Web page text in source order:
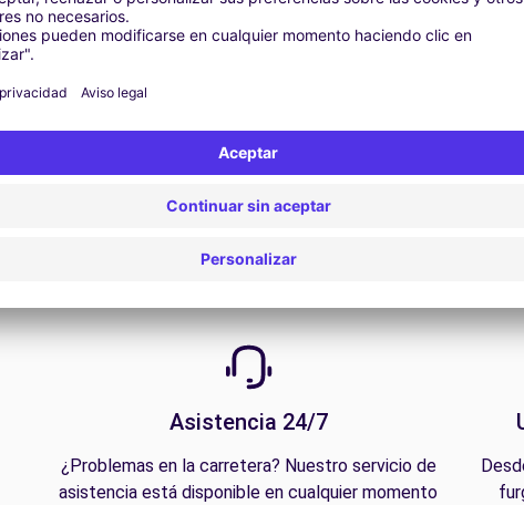
Asistencia 24/7
¿Problemas en la carretera? Nuestro servicio de
asistencia está disponible en cualquier momento